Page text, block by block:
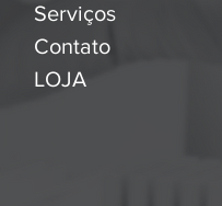
Serviços
Contato
LOJA